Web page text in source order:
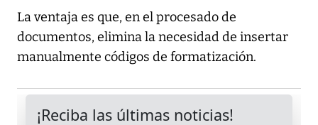
La ventaja es que, en el procesado de
documentos, elimina la necesidad de insertar
manualmente códigos de formatización.